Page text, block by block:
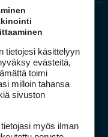
tietojesi käsittelyyn
evästeitä,
toimi
milloin tahansa
sivuston
myös ilman